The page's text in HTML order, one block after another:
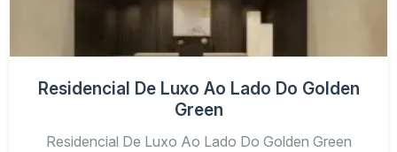
Residencial De Luxo Ao Lado Do Golden
Green
Residencial De Luxo Ao Lado Do Golden Green